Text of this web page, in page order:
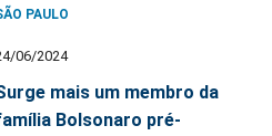
PAULO
06/2024
mais um membro da
Bolsonaro pré-